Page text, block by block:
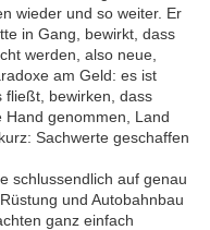
wieder und so weiter. Er
in Gang, bewirkt, dass
werden, also neue,
am Geld: es ist
fließt, bewirken, dass
Hand genommen, Land
Sachwerte geschaffen
schlussendlich auf genau
und Autobahnbau
ganz einfach